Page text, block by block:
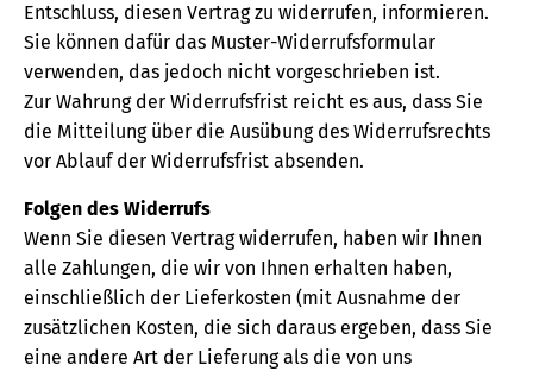
Entschluss, diesen Vertrag zu widerrufen, informieren.
Sie können dafür das Muster-Widerrufsformular
verwenden, das jedoch nicht vorgeschrieben ist.
Zur Wahrung der Widerrufsfrist reicht es aus, dass Sie
die Mitteilung über die Ausübung des Widerrufsrechts
vor Ablauf der Widerrufsfrist absenden.
Folgen des Widerrufs
Wenn Sie diesen Vertrag widerrufen, haben wir Ihnen
alle Zahlungen, die wir von Ihnen erhalten haben,
einschließlich der Lieferkosten (mit Ausnahme der
zusätzlichen Kosten, die sich daraus ergeben, dass Sie
eine andere Art der Lieferung als die von uns